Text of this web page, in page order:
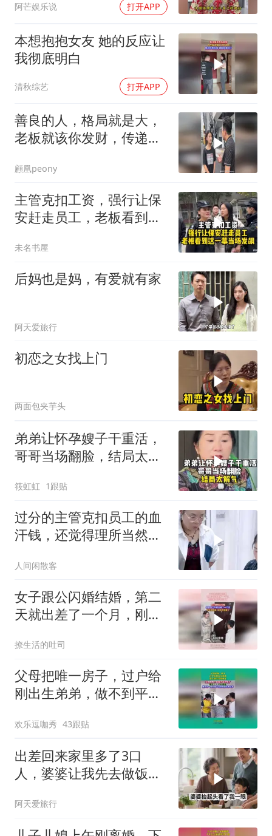
阿芒娱乐说 打开APP
本想抱抱女友 她的反应让
我彻底明白
清秋综艺 打开APP
善良的人，格局就是大，
老板就该你发财，传递正
顧凰peony
主管克扣工资，强行让保
安赶走员工，老板看到这
未名书屋
后妈也是妈，有爱就有家
阿天爱旅行
初恋之女找上门
两面包夹芋头
弟弟让怀孕嫂子干重活，
哥哥当场翻脸，结局太解
筱虹虹 1跟贴
过分的主管克扣员工的血
汗钱，还觉得理所当然必
人间闲散客
女子跟公闪婚结婚，第二
天就出差了一个月，刚回
撩生活的吐司
父母把唯一房子，过户给
刚出生弟弟，做不到平等
欢乐逗咖秀 43跟贴
出差回来家里多了3口
人，婆婆让我先去做饭，
阿天爱旅行